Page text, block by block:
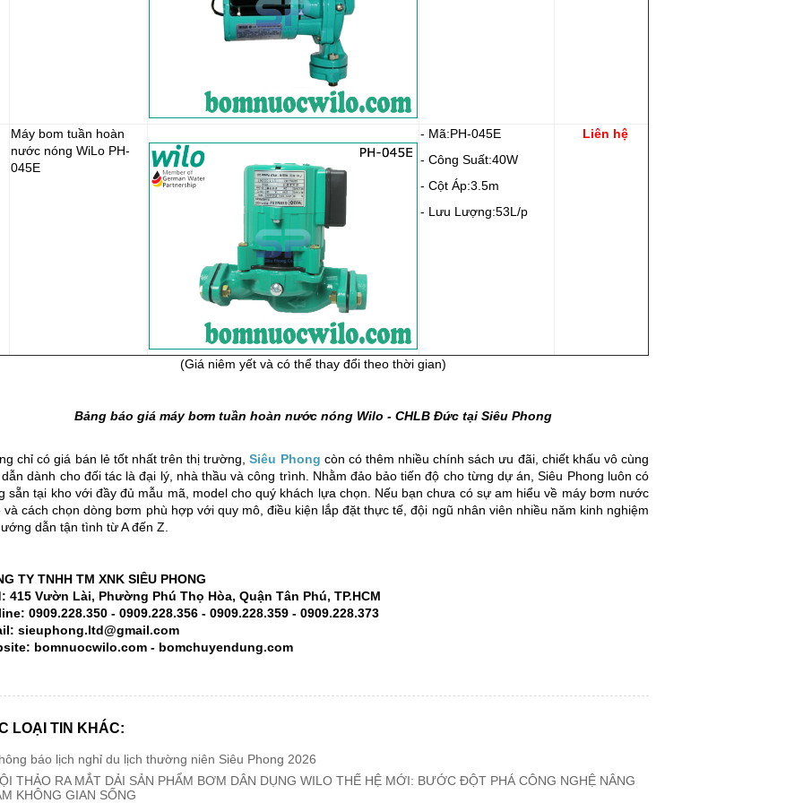
Máy bom tuần hoàn
nước nóng WiLo PH-
045E
- Mã:PH-045E
- Công Suất:40W
- Cột Áp:3.5m
- Lưu Lượng:53L/p
Liên hệ
(Giá niêm yết và có thể thay đổi theo thời gian)
Bảng báo giá máy bơm tuần hoàn nước nóng Wilo - CHLB Đức tại Siêu Phong
chỉ có giá bán lẻ tốt nhất trên thị trường,Siêu Phong còn có thêm nhiều chính sách ưu đãi, chiết khấu vô cùng
dành cho đối tác là đại lý, nhà thầu và công trình. Nhằm đảo bảo tiến độ cho từng dự án, Siêu Phong luôn có
sẵn tại kho với đầy đủ mẫu mã, model cho quý khách lựa chọn. Nếu bạn chưa có sự am hiểu về máy bơm nước
và cách chọn dòng bơm phù hợp với quy mô, điều kiện lắp đặt thực tế, đội ngũ nhân viên nhiều năm kinh nghiệm
dẫn tận tình từ A đến Z.
TY TNHH TM XNK SIÊU PHONG
415 Vườn Lài, Phường Phú Thọ Hòa, Quận Tân Phú, TP.HCM
e: 0909.228.350 - 0909.228.356 - 0909.228.359 - 0909.228.373
sieuphong.ltd@gmail.com
bomnuocwilo.com - bomchuyendung.com
LOẠI TIN KHÁC:
báo lịch nghỉ du lịch thường niên Siêu Phong 2026
THẢO RA MẮT DẢI SẢN PHẨM BƠM DÂN DỤNG WILO THẾ HỆ MỚI: BƯỚC ĐỘT PHÁ CÔNG NGHỆ NÂNG
KHÔNG GIAN SỐNG